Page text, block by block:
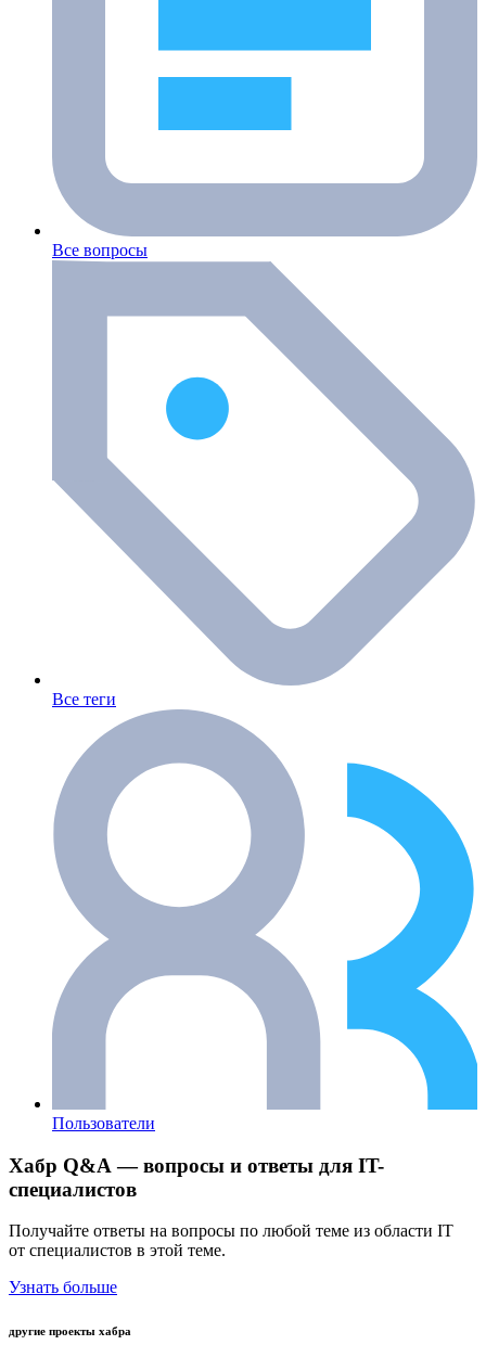
Все вопросы
Все теги
Пользователи
Хабр Q&A — вопросы и ответы для IT-
специалистов
Получайте ответы на вопросы по любой теме из области IT
от специалистов в этой теме.
Узнать больше
другие проекты хабра